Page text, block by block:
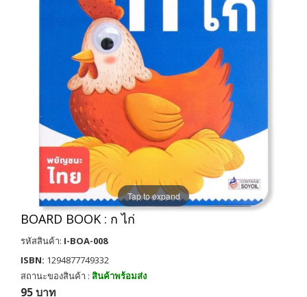
Tap to expand
BOARD BOOK : ก ไก่
รหัสสินค้า: I-BOA-008
ISBN: 1294877749332
สถานะของสินค้า : สินค้าพร้อมส่ง
95 บาท